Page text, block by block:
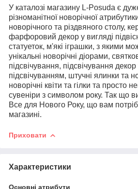
У каталозі магазину L-Posuda є
різноманітної новорічної
новорічного та різдвяного столу,
фарфоровий декор у вигляді
статуеток, м'які іграшки, з якими
унікальні новорічні діорами,
підсвічування, підсвічування
підсвічуванням, штучні ялинки та
новорічні квіти та гілки та просто
сувеніри з символом року. Так що
Все для Нового Року, що вам
магазині.
Приховати
Характеристики
Основні атрибути